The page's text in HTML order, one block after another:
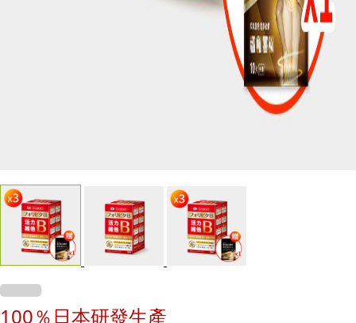
100％日本研發生產